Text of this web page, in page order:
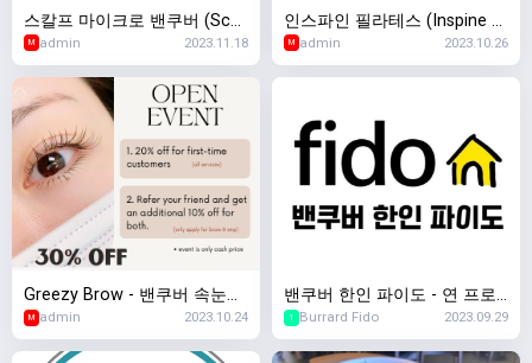
스칼프 마이크로 밴쿠버 (Scal
p Micro Vancouver) - 두피문
신 / 반영구
M admin 2023.11.18
인스파인 필라테스 (Inspine Pi
lates)
M admin 2023.10.26
Greezy Brow - 밴쿠버 속눈썹,
눈썹반영구, 두피문신 전문
M admin 2023.10.24
밴쿠버 한인 파이도 - 연 프로
모션 진행중
1 Burrard Fido 2023.09.29